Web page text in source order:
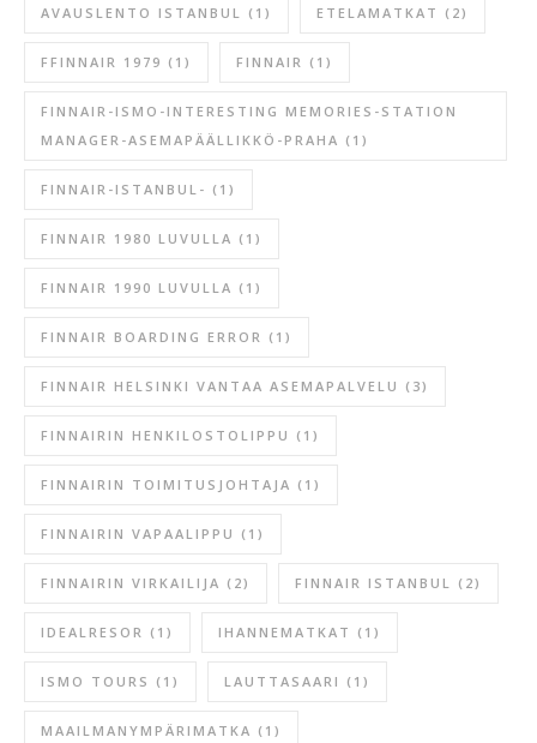
AVAUSLENTO ISTANBUL (1) ETELAMATKAT (2)
FFINNAIR 1979 (1) FINNAIR (1)
FINNAIR-ISMO-INTERESTING MEMORIES-STATION
MANAGER-ASEMAPÄÄLLIKKÖ-PRAHA (1)
FINNAIR-ISTANBUL- (1)
FINNAIR 1980 LUVULLA (1)
FINNAIR 1990 LUVULLA (1)
FINNAIR BOARDING ERROR (1)
FINNAIR HELSINKI VANTAA ASEMAPALVELU (3)
FINNAIRIN HENKILOSTOLIPPU (1)
FINNAIRIN TOIMITUSJOHTAJA (1)
FINNAIRIN VAPAALIPPU (1)
FINNAIRIN VIRKAILIJA (2) FINNAIR ISTANBUL (2)
IDEALRESOR (1) IHANNEMATKAT (1)
ISMO TOURS (1) LAUTTASAARI (1)
MAAILMANYMPÄRIMATKA (1)